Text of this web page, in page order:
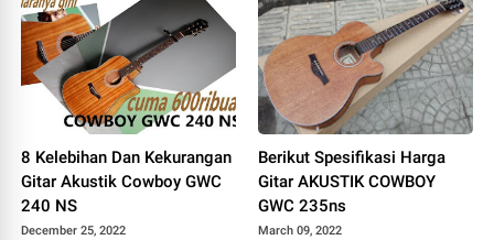
8 Kelebihan Dan Kekurangan
Gitar Akustik Cowboy GWC
240 NS
December 25, 2022
Berikut Spesifikasi Harga
Gitar AKUSTIK COWBOY
GWC 235ns
March 09, 2022